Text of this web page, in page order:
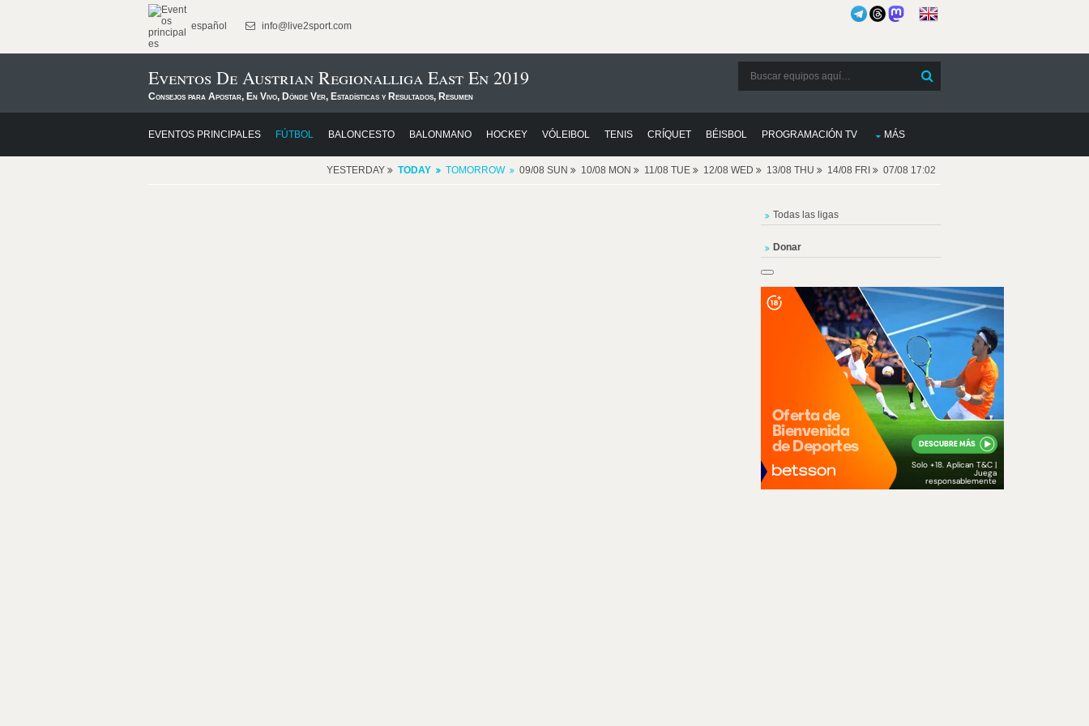
español info@live2sport.com
Eventos De Austrian Regionalliga East En 2019
Consejos para Apostar, En Vivo, Dónde Ver, Estadísticas y Resultados, Resumen
EVENTOS PRINCIPALES FÚTBOL BALONCESTO BALONMANO HOCKEY VÓLEIBOL TENIS CRÍQUET BÉISBOL PROGRAMACIÓN TV MÁS
YESTERDAY TODAY TOMORROW 09/08 SUN 10/08 MON 11/08 TUE 12/08 WED 13/08 THU 14/08 FRI 07/08 17:02
Todas las ligas
Donar